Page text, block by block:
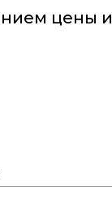
цены и